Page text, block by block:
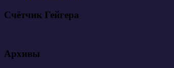
Счётчик Гейгера
Архивы